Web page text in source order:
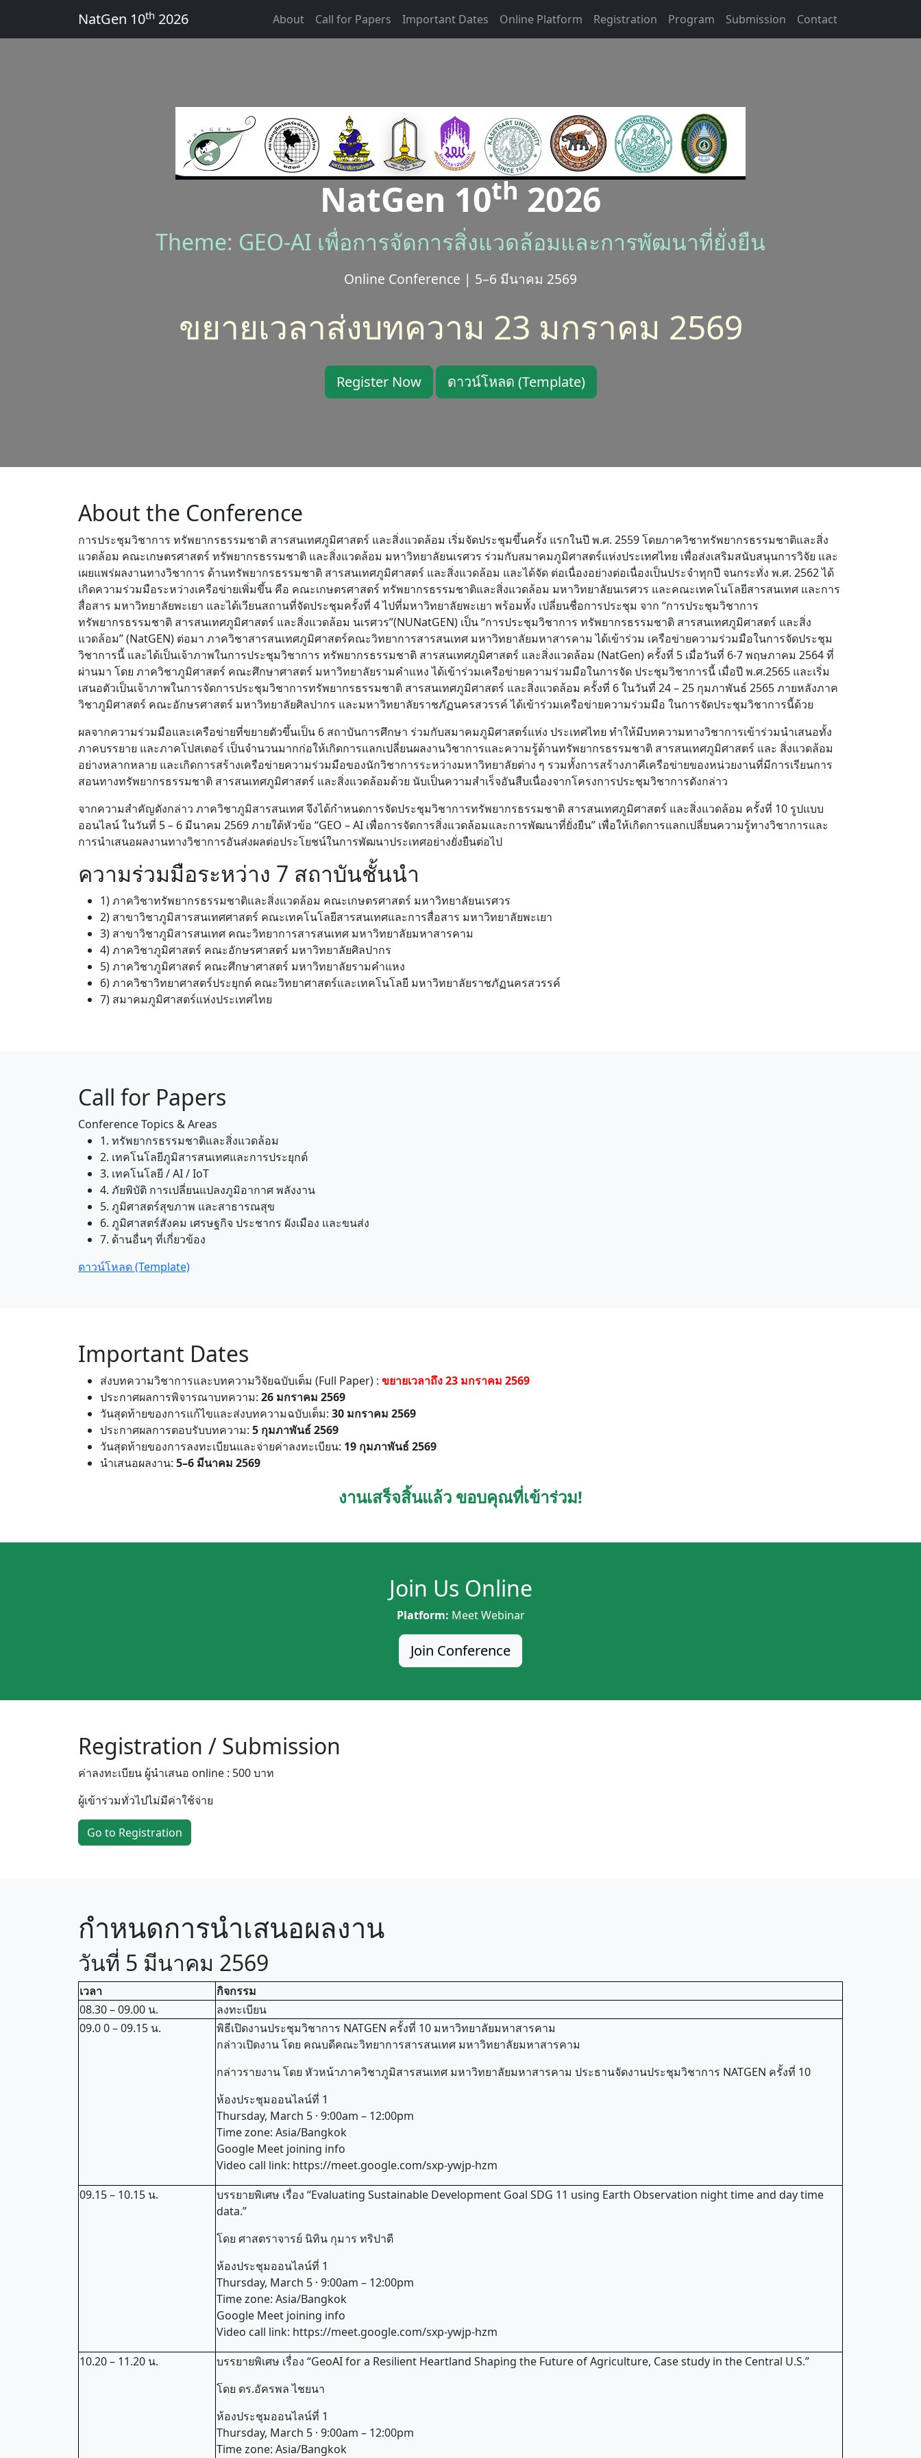
NatGen 10th 2026 About Call for Papers Important Dates Online Platform Registration Program Submission Contact
NatGen 10th 2026
Theme: GEO-AI เพื่อการจัดการสิ่งแวดล้อมและการพัฒนาที่ยั่งยืน
Online Conference | 5–6 มีนาคม 2569
ขยายเวลาส่งบทความ 23 มกราคม 2569
Register Now ดาวน์โหลด (Template)
About the Conference
การประชุมวิชาการ ทรัพยากรธรรมชาติ สารสนเทศภูมิศาสตร์ และสิ่งแวดล้อม เริ่มจัดประชุมขึ้นครั้ง แรกในปี พ.ศ. 2559 โดยภาควิชาทรัพยากรธรรมชาติและสิ่ง
แวดล้อม คณะเกษตรศาสตร์ ทรัพยากรธรรมชาติ และสิ่งแวดล้อม มหาวิทยาลัยนเรศวร ร่วมกับสมาคมภูมิศาสตร์แห่งประเทศไทย เพื่อส่งเสริมสนับสนุนการวิจัย และ
เผยแพร่ผลงานทางวิชาการ ด้านทรัพยากรธรรมชาติ สารสนเทศภูมิศาสตร์ และสิ่งแวดล้อม และได้จัด ต่อเนื่องอย่างต่อเนื่องเป็นประจำทุกปี จนกระทั่ง พ.ศ. 2562 ได้
เกิดความร่วมมือระหว่างเครือข่ายเพิ่มขึ้น คือ คณะเกษตรศาสตร์ ทรัพยากรธรรมชาติและสิ่งแวดล้อม มหาวิทยาลัยนเรศวร และคณะเทคโนโลยีสารสนเทศ และการ
สื่อสาร มหาวิทยาลัยพะเยา และได้เวียนสถานที่จัดประชุมครั้งที่ 4 ไปที่มหาวิทยาลัยพะเยา พร้อมทั้ง เปลี่ยนชื่อการประชุม จาก “การประชุมวิชาการ
ทรัพยากรธรรมชาติ สารสนเทศภูมิศาสตร์ และสิ่งแวดล้อม นเรศวร”(NUNatGEN) เป็น “การประชุมวิชาการ ทรัพยากรธรรมชาติ สารสนเทศภูมิศาสตร์ และสิ่ง
แวดล้อม” (NatGEN) ต่อมา ภาควิชาสารสนเทศภูมิศาสตร์คณะวิทยาการสารสนเทศ มหาวิทยาลัยมหาสารคาม ได้เข้าร่วม เครือข่ายความร่วมมือในการจัดประชุม
วิชาการนี้ และได้เป็นเจ้าภาพในการประชุมวิชาการ ทรัพยากรธรรมชาติ สารสนเทศภูมิศาสตร์ และสิ่งแวดล้อม (NatGen) ครั้งที่ 5 เมื่อวันที่ 6-7 พฤษภาคม 2564 ที่
ผ่านมา โดย ภาควิชาภูมิศาสตร์ คณะศึกษาศาสตร์ มหาวิทยาลัยรามคำแหง ได้เข้าร่วมเครือข่ายความร่วมมือในการจัด ประชุมวิชาการนี้ เมื่อปี พ.ศ.2565 และเริ่ม
เสนอตัวเป็นเจ้าภาพในการจัดการประชุมวิชาการทรัพยากรธรรมชาติ สารสนเทศภูมิศาสตร์ และสิ่งแวดล้อม ครั้งที่ 6 ในวันที่ 24 – 25 กุมภาพันธ์ 2565 ภายหลังภาค
วิชาภูมิศาสตร์ คณะอักษรศาสตร์ มหาวิทยาลัยศิลปากร และมหาวิทยาลัยราชภัฏนครสวรรค์ ได้เข้าร่วมเครือข่ายความร่วมมือ ในการจัดประชุมวิชาการนี้ด้วย
ผลจากความร่วมมือและเครือข่ายที่ขยายตัวขึ้นเป็น 6 สถาบันการศึกษา ร่วมกับสมาคมภูมิศาสตร์แห่ง ประเทศไทย ทำให้มีบทความทางวิชาการเข้าร่วมนำเสนอทั้ง
ภาคบรรยาย และภาคโปสเตอร์ เป็นจำนวนมากก่อให้เกิดการแลกเปลี่ยนผลงานวิชาการและความรู้ด้านทรัพยากรธรรมชาติ สารสนเทศภูมิศาสตร์ และ สิ่งแวดล้อม
อย่างหลากหลาย และเกิดการสร้างเครือข่ายความร่วมมือของนักวิชาการระหว่างมหาวิทยาลัยต่าง ๆ รวมทั้งการสร้างภาคีเครือข่ายของหน่วยงานที่มีการเรียนการ
สอนทางทรัพยากรธรรมชาติ สารสนเทศภูมิศาสตร์ และสิ่งแวดล้อมด้วย นับเป็นความสำเร็จอันสืบเนื่องจากโครงการประชุมวิชาการดังกล่าว
จากความสำคัญดังกล่าว ภาควิชาภูมิสารสนเทศ จึงได้กำหนดการจัดประชุมวิชาการทรัพยากรธรรมชาติ สารสนเทศภูมิศาสตร์ และสิ่งแวดล้อม ครั้งที่ 10 รูปแบบ
ออนไลน์ ในวันที่ 5 – 6 มีนาคม 2569 ภายใต้หัวข้อ “GEO – AI เพื่อการจัดการสิ่งแวดล้อมและการพัฒนาที่ยั่งยืน” เพื่อให้เกิดการแลกเปลี่ยนความรู้ทางวิชาการและ
การนำเสนอผลงานทางวิชาการอันส่งผลต่อประโยชน์ในการพัฒนาประเทศอย่างยั่งยืนต่อไป
ความร่วมมือระหว่าง 7 สถาบันชั้นนำ
1) ภาควิชาทรัพยากรธรรมชาติและสิ่งแวดล้อม คณะเกษตรศาสตร์ มหาวิทยาลัยนเรศวร
2) สาขาวิชาภูมิสารสนเทศศาสตร์ คณะเทคโนโลยีสารสนเทศและการสื่อสาร มหาวิทยาลัยพะเยา
3) สาขาวิชาภูมิสารสนเทศ คณะวิทยาการสารสนเทศ มหาวิทยาลัยมหาสารคาม
4) ภาควิชาภูมิศาสตร์ คณะอักษรศาสตร์ มหาวิทยาลัยศิลปากร
5) ภาควิชาภูมิศาสตร์ คณะศึกษาศาสตร์ มหาวิทยาลัยรามคำแหง
6) ภาควิชาวิทยาศาสตร์ประยุกต์ คณะวิทยาศาสตร์และเทคโนโลยี มหาวิทยาลัยราชภัฏนครสวรรค์
7) สมาคมภูมิศาสตร์แห่งประเทศไทย
Call for Papers
Conference Topics & Areas
1. ทรัพยากรธรรมชาติและสิ่งแวดล้อม
2. เทคโนโลยีภูมิสารสนเทศและการประยุกต์
3. เทคโนโลยี / AI / IoT
4. ภัยพิบัติ การเปลี่ยนแปลงภูมิอากาศ พลังงาน
5. ภูมิศาสตร์สุขภาพ และสาธารณสุข
6. ภูมิศาสตร์สังคม เศรษฐกิจ ประชากร ผังเมือง และขนส่ง
7. ด้านอื่นๆ ที่เกี่ยวข้อง
ดาวน์โหลด (Template)
Important Dates
ส่งบทความวิชาการและบทความวิจัยฉบับเต็ม (Full Paper) : ขยายเวลาถึง 23 มกราคม 2569
ประกาศผลการพิจารณาบทความ: 26 มกราคม 2569
วันสุดท้ายของการแก้ไขและส่งบทความฉบับเต็ม: 30 มกราคม 2569
ประกาศผลการตอบรับบทความ: 5 กุมภาพันธ์ 2569
วันสุดท้ายของการลงทะเบียนและจ่ายค่าลงทะเบียน: 19 กุมภาพันธ์ 2569
นำเสนอผลงาน: 5–6 มีนาคม 2569
งานเสร็จสิ้นแล้ว ขอบคุณที่เข้าร่วม!
Join Us Online
Platform: Meet Webinar
Join Conference
Registration / Submission
ค่าลงทะเบียน ผู้นำเสนอ online : 500 บาท
ผู้เข้าร่วมทั่วไปไม่มีค่าใช้จ่าย
Go to Registration
กำหนดการนำเสนอผลงาน
วันที่ 5 มีนาคม 2569
เวลา
กิจกรรม
08.30 – 09.00 น.
ลงทะเบียน
09.0 0 – 09.15 น.
พิธีเปิดงานประชุมวิชาการ NATGEN ครั้งที่ 10 มหาวิทยาลัยมหาสารคาม
กล่าวเปิดงาน โดย คณบดีคณะวิทยาการสารสนเทศ มหาวิทยาลัยมหาสารคาม
กล่าวรายงาน โดย หัวหน้าภาควิชาภูมิสารสนเทศ มหาวิทยาลัยมหาสารคาม ประธานจัดงานประชุมวิชาการ NATGEN ครั้งที่ 10
ห้องประชุมออนไลน์ที่ 1
Thursday, March 5 · 9:00am – 12:00pm
Time zone: Asia/Bangkok
Google Meet joining info
Video call link: https://meet.google.com/sxp-ywjp-hzm
09.15 – 10.15 น.
บรรยายพิเศษ เรื่อง “Evaluating Sustainable Development Goal SDG 11 using Earth Observation night time and day time
data.”
โดย ศาสตราจารย์ นิทิน กุมาร ทริปาตี
ห้องประชุมออนไลน์ที่ 1
Thursday, March 5 · 9:00am – 12:00pm
Time zone: Asia/Bangkok
Google Meet joining info
Video call link: https://meet.google.com/sxp-ywjp-hzm
10.20 – 11.20 น.
บรรยายพิเศษ เรื่อง “GeoAI for a Resilient Heartland Shaping the Future of Agriculture, Case study in the Central U.S.”
โดย ดร.อัครพล ไชยนา
ห้องประชุมออนไลน์ที่ 1
Thursday, March 5 · 9:00am – 12:00pm
Time zone: Asia/Bangkok